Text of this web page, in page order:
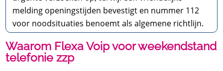
melding openingstijden bevestigt en nummer 112
voor noodsituaties benoemt als algemene richtlijn.​
Waarom Flexa Voip voor weekendstand
telefonie zzp